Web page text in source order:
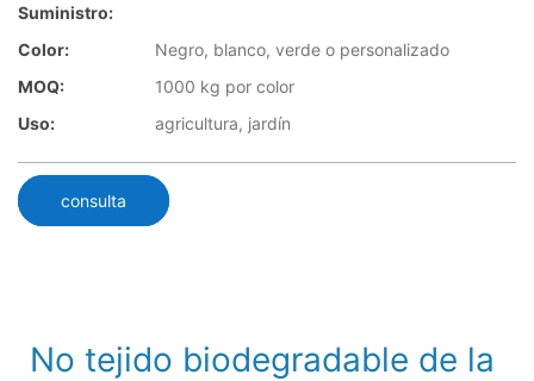
Suministro:
Color:
Negro, blanco, verde o personalizado
MOQ:
1000 kg por color
Uso:
agricultura, jardín
consulta
No tejido biodegradable de la